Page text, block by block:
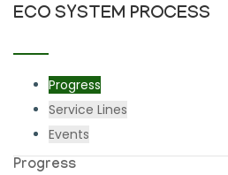
ECO SYSTEM PROCESS
Progress
Service Lines
Events
Progress